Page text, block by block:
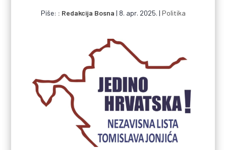
Piše: Redakcija Bosna | 8. apr. 2025. | Politika